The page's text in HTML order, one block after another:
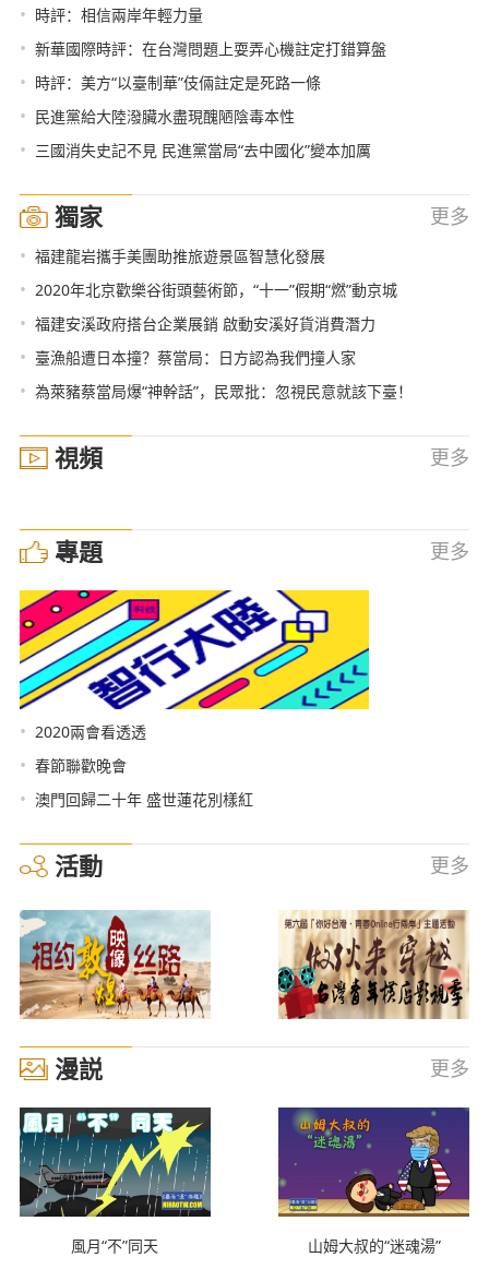
• 時評：相信兩岸年輕力量
• 新華國際時評：在台灣問題上耍弄心機註定打錯算盤
• 時評：美方“以臺制華”伎倆註定是死路一條
• 民進黨給大陸潑臟水盡現醜陋陰毒本性
• 三國消失史記不見 民進黨當局“去中國化”變本加厲
獨家 更多
• 福建龍岩攜手美團助推旅遊景區智慧化發展
• 2020年北京歡樂谷街頭藝術節，“十一”假期“燃”動京城
• 福建安溪政府搭台企業展銷 啟動安溪好貨消費潛力
• 臺漁船遭日本撞？蔡當局：日方認為我們撞人家
• 為萊豬蔡當局爆“神幹話”，民眾批：忽視民意就該下臺！
視頻 更多
專題 更多
• 2020兩會看透透
• 春節聯歡晚會
• 澳門回歸二十年 盛世蓮花別樣紅
活動 更多
漫説 更多
風月“不”同天 山姆大叔的“迷魂湯”